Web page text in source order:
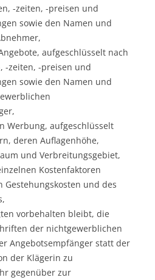
-zeiten, -preisen und
sowie den Namen und
aufgeschlüsselt nach
-zeiten, -preisen und
sowie den Namen und
Werbung, aufgeschlüsselt
deren Auflagenhöhe,
und Verbreitungsgebiet,
Kostenfaktoren
Gestehungskosten und des
vorbehalten bleibt, die
der nichtgewerblichen
Angebotsempfänger statt der
der Klägerin zu
gegenüber zur